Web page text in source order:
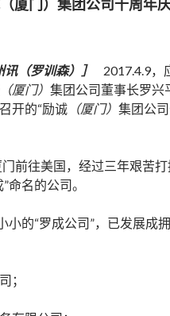
厦门）集团公司十周年
讯（罗训森）］
2017.4.9，
（厦门） 集团公司董事长罗兴
开的“励诚 （厦门） 集团公
前往美国，经过三年艰苦
命名的公司。
小的“罗成公司”，已发展成
；